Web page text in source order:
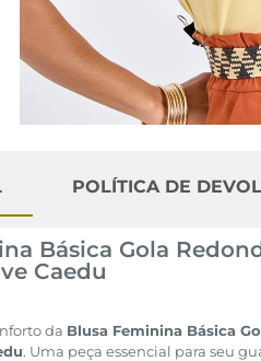
POLÍTICA DE
Básica Gola
Caedu
da Blusa Feminina Básica
. Uma peça essencial para seu